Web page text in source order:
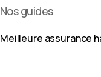
Nos guides
Meilleure assurance